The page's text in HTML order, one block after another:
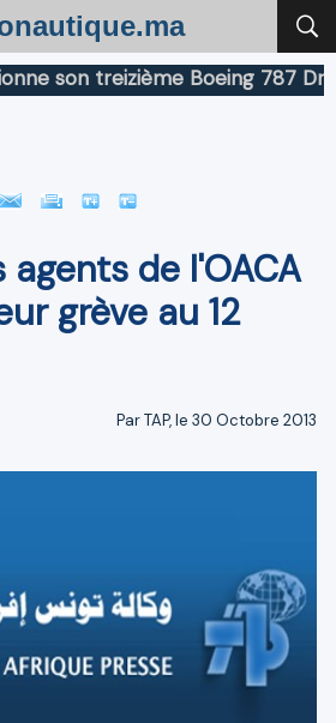
son treizième Boeing 787
agents de l'OACA
grève au 12
Par TAP, le 30 Octobre 2013